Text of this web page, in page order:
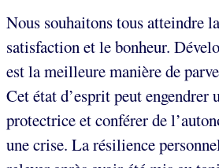
Nous souhaitons tous atteindre
satisfaction et le bonheur.
est la meilleure manière de
Cet état d’esprit peut engendrer
protectrice et conférer de
une crise. La résilience